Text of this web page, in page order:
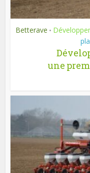
Betterave •
une